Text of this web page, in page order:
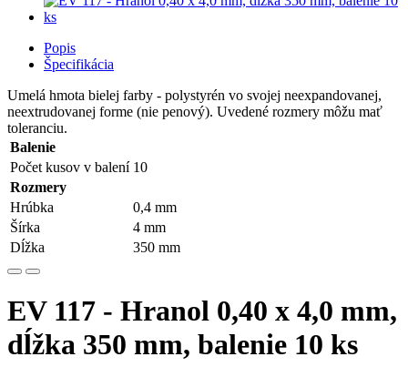
Popis
Špecifikácia
Umelá hmota bielej farby - polystyrén vo svojej neexpandovanej,
neextrudovanej forme (nie penový). Uvedené rozmery môžu mať
toleranciu.
Balenie
Počet kusov v balení 10
Rozmery
Hrúbka
0,4 mm
Šírka
4 mm
Dĺžka
350 mm
EV 117 - Hranol 0,40 x 4,0 mm,
dĺžka 350 mm, balenie 10 ks